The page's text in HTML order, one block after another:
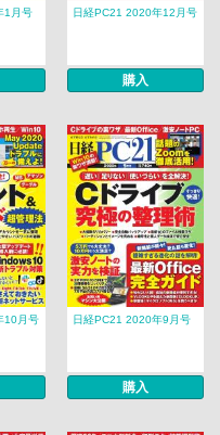
1月号 日経PC21 2020年12月号
購入
10月号 日経PC21 2020年9月号
購入